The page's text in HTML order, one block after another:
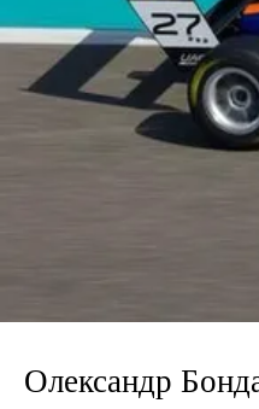
Олександр